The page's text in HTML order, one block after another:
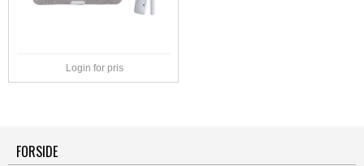
Login for pris
FORSIDE